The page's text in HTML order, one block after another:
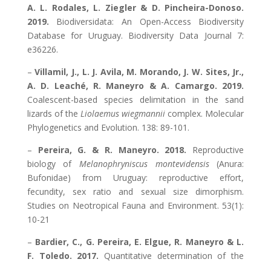
A. L. Rodales, L. Ziegler & D. Pincheira-Donoso.
2019. Biodiversidata: An Open-Access Biodiversity
Database for Uruguay. Biodiversity Data Journal 7:
e36226.
–Villamil, J., L. J. Avila, M. Morando, J. W. Sites, Jr.,
A. D. Leaché, R. Maneyro & A. Camargo. 2019.
Coalescent-based species delimitation in the sand
lizards of the Liolaemus wiegmannii complex. Molecular
Phylogenetics and Evolution. 138: 89-101.
– Pereira, G. & R. Maneyro. 2018. Reproductive
biology of Melanophryniscus montevidensis (Anura:
Bufonidae) from Uruguay: reproductive effort,
fecundity, sex ratio and sexual size dimorphism.
Studies on Neotropical Fauna and Environment. 53(1):
10-21
– Bardier, C., G. Pereira, E. Elgue, R. Maneyro & L.
F. Toledo. 2017. Quantitative determination of the